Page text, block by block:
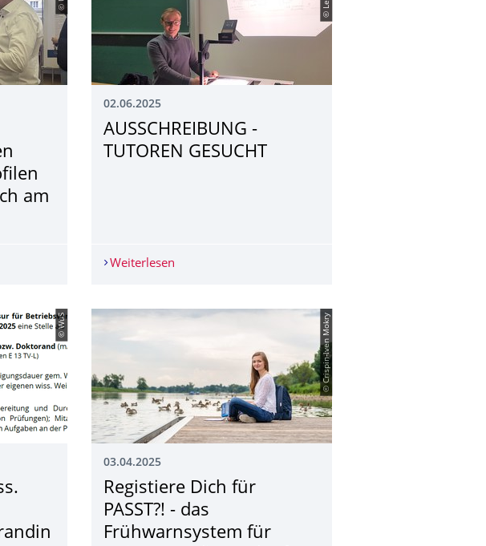
am
zu den Schwerpunkten/Profilen im Wahlpflichtbe­reich am 3. Juli 2025
02.06.2025
AUSSCHREIBUNG -
TUTOREN GESUCHT
Weiterlesen
© WuS © Crispin-Iven Mokry
03.04.2025
Registiere Dich für
PASST?! ­- das
Frühwarnsystem für